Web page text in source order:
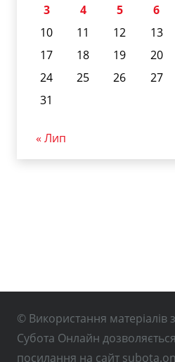
3
4 5 6
10
11 12 13
17
18 19 20
24
25 26 27
31
« Лип
© Використання матеріалів
Субота Онлайн
посилання на сайт